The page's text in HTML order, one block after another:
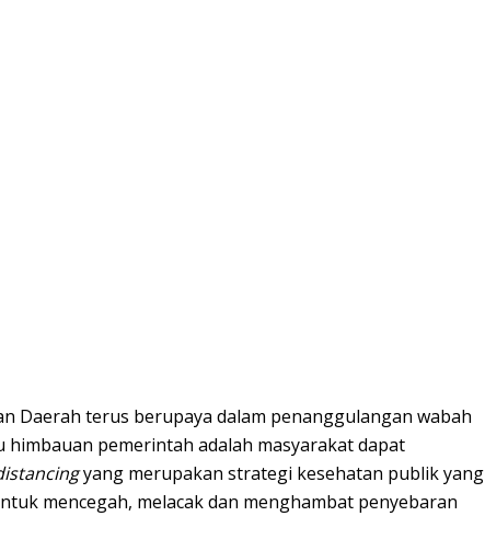
Daerah terus berupaya dalam penanggulangan wabah
himbauan pemerintah adalah masyarakat dapat
yang merupakan strategi kesehatan publik yang
mencegah, melacak dan menghambat penyebaran